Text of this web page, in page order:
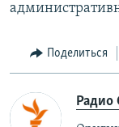
Поделиться
Радио